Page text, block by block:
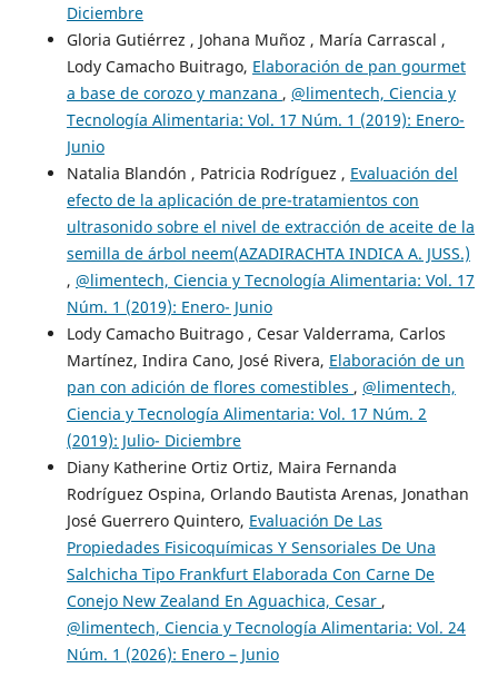
Diciembre
Gloria Gutiérrez , Johana Muñoz , María Carrascal ,
Lody Camacho Buitrago, Elaboración de pan gourmet
a base de corozo y manzana , @limentech, Ciencia y
Tecnología Alimentaria: Vol. 17 Núm. 1 (2019): Enero-
Junio
Natalia Blandón , Patricia Rodríguez , Evaluación del
efecto de la aplicación de pre-tratamientos con
ultrasonido sobre el nivel de extracción de aceite de la
semilla de árbol neem(AZADIRACHTA INDICA A. JUSS.)
, @limentech, Ciencia y Tecnología Alimentaria: Vol. 17
Núm. 1 (2019): Enero- Junio
Lody Camacho Buitrago , Cesar Valderrama, Carlos
Martínez, Indira Cano, José Rivera, Elaboración de un
pan con adición de flores comestibles , @limentech,
Ciencia y Tecnología Alimentaria: Vol. 17 Núm. 2
(2019): Julio- Diciembre
Diany Katherine Ortiz Ortiz, Maira Fernanda
Rodríguez Ospina, Orlando Bautista Arenas, Jonathan
José Guerrero Quintero, Evaluación De Las
Propiedades Fisicoquímicas Y Sensoriales De Una
Salchicha Tipo Frankfurt Elaborada Con Carne De
Conejo New Zealand En Aguachica, Cesar ,
@limentech, Ciencia y Tecnología Alimentaria: Vol. 24
Núm. 1 (2026): Enero – Junio